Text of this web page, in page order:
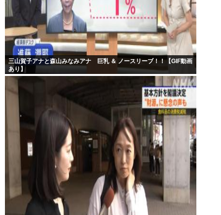
三山賀子アナと森山みなみアナ 巨乳 ＆ ノースリーブ！！【GIF動画
あり】